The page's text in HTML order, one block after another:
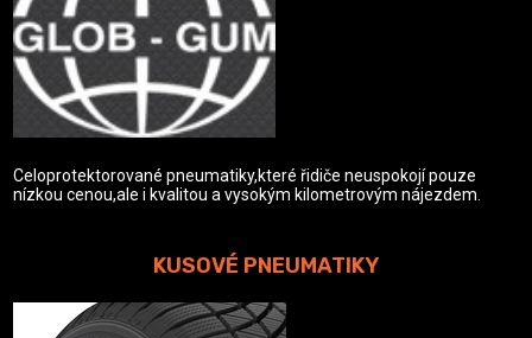
Celoprotektorované pneumatiky,které řidiče neuspokojí pouze
nízkou cenou,ale i kvalitou a vysokým kilometrovým nájezdem.
KUSOVÉ PNEUMATIKY